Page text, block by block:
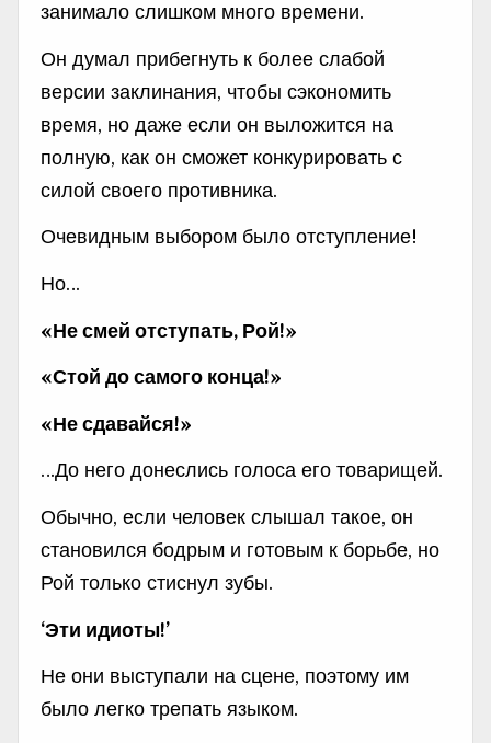
занимало слишком много времени.
Он думал прибегнуть к более слабой
версии заклинания, чтобы сэкономить
время, но даже если он выложится на
полную, как он сможет конкурировать с
силой своего противника.
Очевидным выбором было отступление!
Но…
«Не смей отступать, Рой!»
«Стой до самого конца!»
«Не сдавайся!»
…До него донеслись голоса его товарищей.
Обычно, если человек слышал такое, он
становился бодрым и готовым к борьбе, но
Рой только стиснул зубы.
‘Эти идиоты!’
Не они выступали на сцене, поэтому им
было легко трепать языком.